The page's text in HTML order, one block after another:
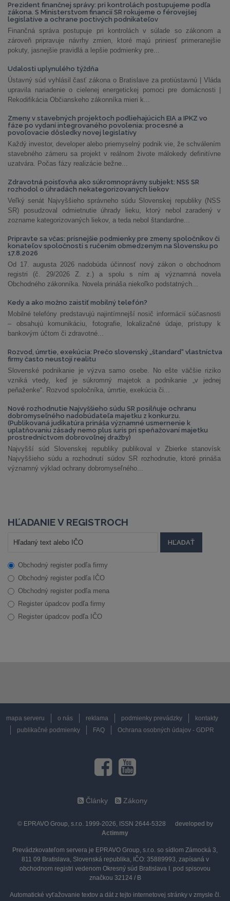
Prezident finančnej správy: pri kontrolách postupujeme podľa
zákona. S Ministerstvom financií SR rokujeme o férovejšej
legislatíve a ochrane poctivých podnikateľov
Finančná správa postupuje pri kontrolách v súlade so zákonom a
zároveň pripravuje návrhy zmien, ktoré majú priniesť primeranejšie
pokuty, jasnejšie pravidlá a lepšie podmienky pre...
Udalosti uplynulého týždňa
Ústavný súd vyhlásil časť zákona o Bratislave za protiústavnú | Vláda
upravila nariadenie o cielenej energetickej pomoci pre domácnosti |
Rekodifikácia Občianskeho zákonníka mieri k...
Zmeny v stavebných projektoch podliehajúcich EIA a IPKZ vo
fáze po vydaní integrovaného povolenia: procesné a
povoľovacie dôsledky novej legislatívy
Každý investor, developer alebo priemyselný podnik vie, že schválením
stavebného zámeru sa projekt v reálnom živote málokedy definitívne
uzatvára. Počas fázy realizácie bežne...
Zdravotná poisťovňa ako súkromnoprávny subjekt: NSS SR
rozhodol o úhradách nekategorizovaných liekov
Veľký senát Najvyššieho správneho súdu Slovenskej republiky (NSS
SR) posudzoval odmietnutie úhrady lieku, ktorý nebol zaradený v
zozname kategorizovaných liekov, a teda nebol štandardne...
Pripravte sa včas: prísnejšie podmienky pre zmeny spoločníkov či
konateľov spoločnosti s ručením obmedzeným na Slovensku po
17.8.2026
Od 17. augusta 2026 nadobúda účinnosť nový zákon o obchodnom
registri (č. 29/2026 Z. z.) a spolu s ním aj významná novela
Obchodného zákonníka. Novela prináša niekoľko podstatných...
Kedy a ako možno zaistiť mobilný telefón?
Mobilné telefóny predstavujú najintímnejší nosič informácií súčasnosti
– obsahujú komunikáciu, fotografie, lokalizačné údaje, prístupy k
bankovým účtom či zdravotné...
Rozvod, úmrtie, exekúcia: Prečo slovenský „štandard“ vlastníctva
firmy často neustojí realitu
Slovenské podnikanie je výzva samo osebe. No ešte väčšie riziko
vzniká vtedy, keď je súkromný majetok a podnikanie „v jednej
peňaženke“. Rozvod spoločníka, úmrtie, exekúcia či...
Nové rozhodnutie Najvyššieho súdu SR posilňuje ochranu
dobromyseľného nadobúdateľa majetku z konkurzu.
(Publikovaná judikatúra prináša významné usmernenie k
uplatňovaniu zásady nemo plus iuris pri speňažovaní majetku
prostredníctvom dobrovoľnej dražby)
Najvyšší súd Slovenskej republiky publikoval v Zbierke stanovísk
Najvyššieho súdu a rozhodnutí súdov SR rozhodnutie, ktoré prináša
významný výklad ochrany dobromyseľného...
HĽADANIE V REGISTROCH
Obchodný register podľa firmy
Obchodný register podľa IČO
Obchodný register podľa mena
Register úpadcov podľa firmy
Register úpadcov podľa IČO
mapa serveru o nás reklama podmienky prevádzky
kontakty
publikačné podmienky
FAQ Ochrana osobných údajov - GDPR
Články Zákony
© EPRAVO Group, s.r.o. 1999-2026, ISSN 2644-5328
developed by
Actimmy
Prevádzkovateľom servera je EPRAVO Group, s.r.o. so sídlom Zámocká 3,
811 09 Bratislava, Slovenská republika, IČO: 35889993, zapísaná v
obchodnom registri vedenom Okresný súd Bratislava I. pod spisovou
značkou 32124 / B
Automatické vyťažovanie textov a dát z tejto internetovej stránky v zmysle čl.